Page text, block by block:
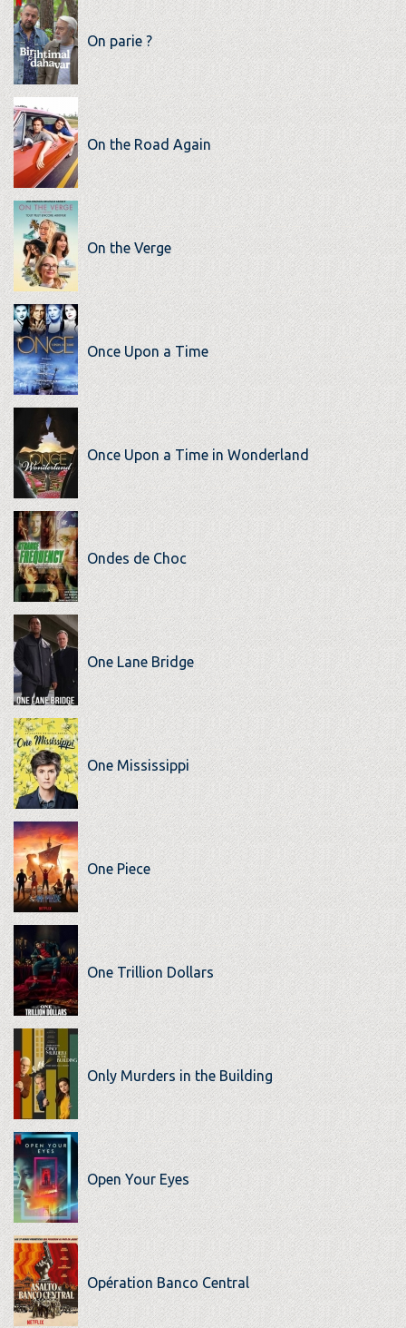
On parie ?
On the Road Again
On the Verge
Once Upon a Time
Once Upon a Time in Wonderland
Ondes de Choc
One Lane Bridge
One Mississippi
One Piece
One Trillion Dollars
Only Murders in the Building
Open Your Eyes
Opération Banco Central